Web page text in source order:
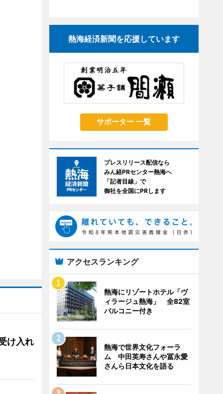
け入れ
熱海経済新聞を応援しています
サポーター 一覧
プレスリリース配信なら
みん経PRセンター熱海へ
「記者目線」で
御社を全国にPRします
アクセスランキング
熱海にリゾートホテル「ヴ
ィラージュ熱海」 全82室
バルコニー付き
熱海で世界文化フォーラ
ム 中田英寿さんや冨永愛
さんら日本文化を語る